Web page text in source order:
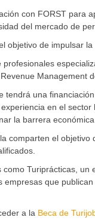
con FORST para
del mercado de
objetivo de impulsar
Management
tendrá una
en el
la barrera
comparten el
como Turiprácticas,
empresas que
a la Beca de